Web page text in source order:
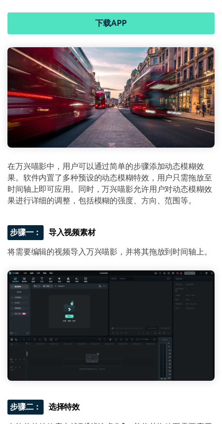
下载APP
在万兴喵影中，用户可以通过简单的步骤添加动态模糊效
果。软件内置了多种预设的动态模糊特效，用户只需拖放至
时间轴上即可应用。同时，万兴喵影允许用户对动态模糊效
果进行详细的调整，包括模糊的强度、方向、范围等。
步骤一： 导入视频素材
将需要编辑的视频导入万兴喵影，并将其拖放到时间轴上。
步骤二： 选择特效